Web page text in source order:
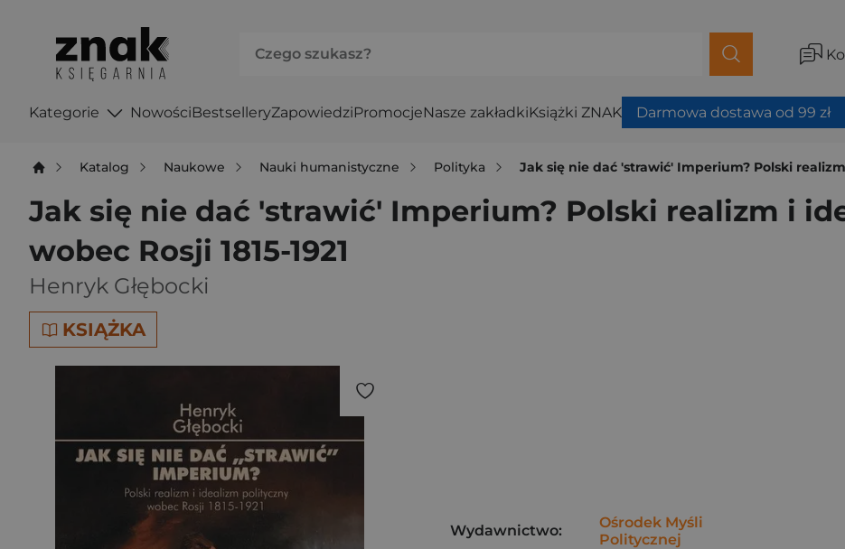
Kategorie NowościBestselleryZapowiedziPromocjeNasze zakładkiKsiążki ZNAK Darmowa dostawa od 99 zł
Katalog Naukowe Nauki humanistyczne Polityka Jak się nie dać 'strawić' Imperium? Polski
Jak się nie dać 'strawić' Imperium? Polski realizm i
wobec Rosji 1815-1921
Henryk Głębocki
KSIĄŻKA
Wydawnictwo:
Ośrodek Myśli
Politycznej